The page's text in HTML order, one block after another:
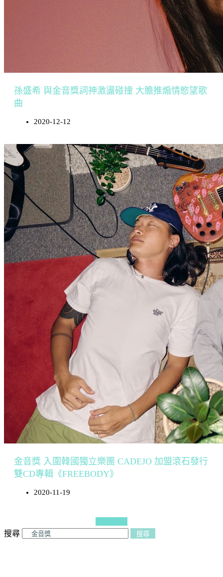
孫盛希 與金音獎詞神激盪碰撞 大膽推煽情慾望歌
曲
2020-12-12
金音獎 入圍韓國獨立樂團 CADEJO 加盟滾石發行
雙CD專輯《FREEBODY》
2020-11-19
搜尋
搜尋